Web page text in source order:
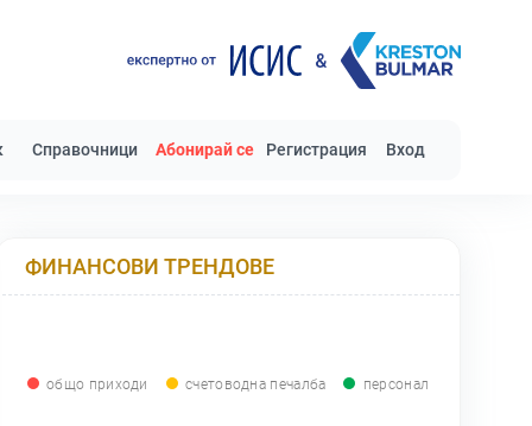
Справочници Абонирай се Регистрация Вход
ФИНАНСОВИ ТРЕНДОВЕ
общо приходи счетоводна печалба персонал